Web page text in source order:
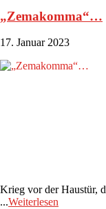
„Zemakomma“…
17. Januar 2023
Krieg vor der Haustür,
...Weiterlesen